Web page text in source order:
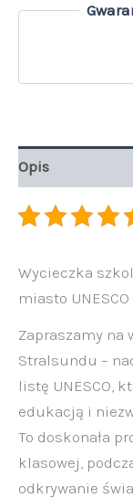
Opis
Wycieczka
miasto
Zapraszamy na
Stralsundu –
listę UNESCO,
edukacją i
To doskonała
klasowej,
odkrywanie